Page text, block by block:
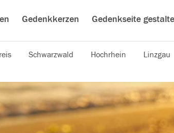
Gedenkkerzen Gedenkseite
Schwarzwald Hochrhein Linzgau